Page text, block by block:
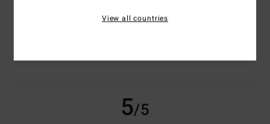
5/5
View all countries